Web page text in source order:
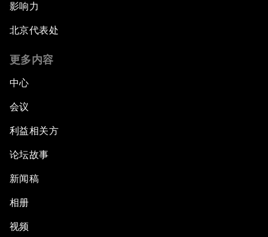
影响力
北京代表处
更多内容
中心
会议
利益相关方
论坛故事
新闻稿
相册
视频